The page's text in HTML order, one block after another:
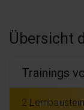
Übersicht
Trainings
2